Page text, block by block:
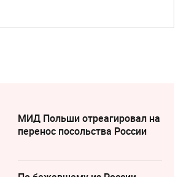
МИД Польши отреагировал на
перенос посольства России